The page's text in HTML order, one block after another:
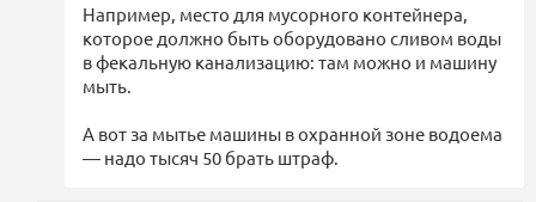
Например, место для мусорного контейнера,
которое должно быть оборудовано сливом воды
в фекальную канализацию: там можно и машину
мыть.
А вот за мытье машины в охранной зоне водоема
— надо тысяч 50 брать штраф.